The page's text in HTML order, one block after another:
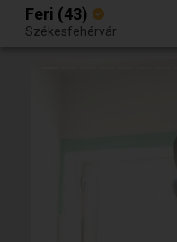
Egy jó randiból bármi lehet.
Feri (43)
Székesfehérvár